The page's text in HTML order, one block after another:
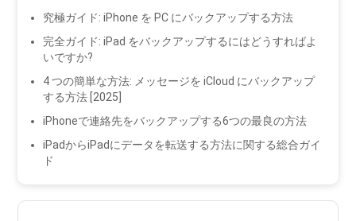
究極ガイド: iPhone を PC にバックアップする方法
完全ガイド: iPad をバックアップするにはどうすればよ
いですか?
4 つの簡単な方法: メッセージを iCloud にバックアップ
する方法 [2025]
iPhoneで連絡先をバックアップする6つの最良の方法
iPadからiPadにデータを転送する方法に関する総合ガイ
ド